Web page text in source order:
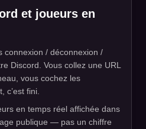
et joueurs en
connexion / déconnexion /
Discord. Vous collez une URL
vous cochez les
c’est fini.
en temps réel affichée dans
publique — pas un chiffre